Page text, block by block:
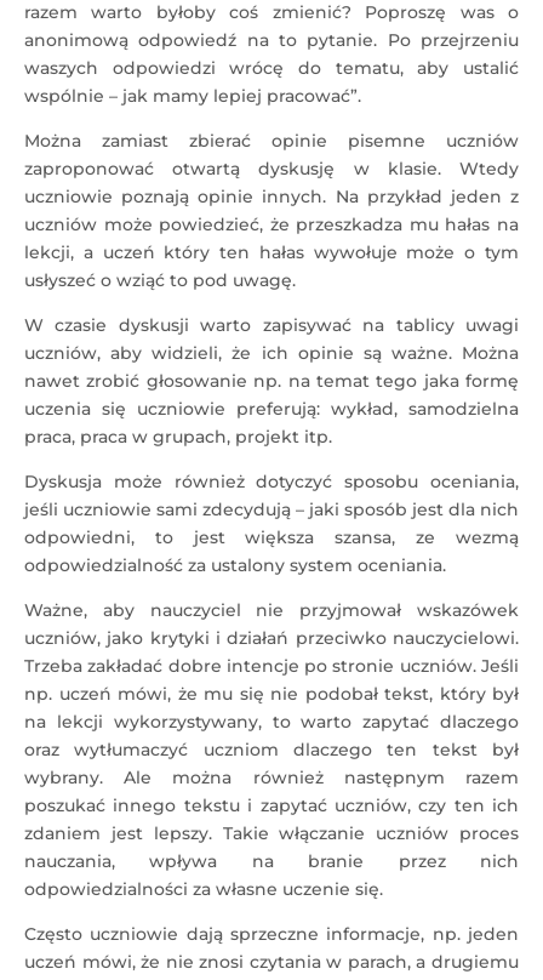
razem warto byłoby coś zmienić? Poproszę was o
anonimową odpowiedź na to pytanie. Po przejrzeniu
waszych odpowiedzi wrócę do tematu, aby ustalić
wspólnie – jak mamy lepiej pracować”.
Można zamiast zbierać opinie pisemne uczniów
zaproponować otwartą dyskusję w klasie. Wtedy
uczniowie poznają opinie innych. Na przykład jeden z
uczniów może powiedzieć, że przeszkadza mu hałas na
lekcji, a uczeń który ten hałas wywołuje może o tym
usłyszeć o wziąć to pod uwagę.
W czasie dyskusji warto zapisywać na tablicy uwagi
uczniów, aby widzieli, że ich opinie są ważne. Można
nawet zrobić głosowanie np. na temat tego jaka formę
uczenia się uczniowie preferują: wykład, samodzielna
praca, praca w grupach, projekt itp.
Dyskusja może również dotyczyć sposobu oceniania,
jeśli uczniowie sami zdecydują – jaki sposób jest dla nich
odpowiedni, to jest większa szansa, ze wezmą
odpowiedzialność za ustalony system oceniania.
Ważne, aby nauczyciel nie przyjmował wskazówek
uczniów, jako krytyki i działań przeciwko nauczycielowi.
Trzeba zakładać dobre intencje po stronie uczniów. Jeśli
np. uczeń mówi, że mu się nie podobał tekst, który był
na lekcji wykorzystywany, to warto zapytać dlaczego
oraz wytłumaczyć uczniom dlaczego ten tekst był
wybrany. Ale można również następnym razem
poszukać innego tekstu i zapytać uczniów, czy ten ich
zdaniem jest lepszy. Takie włączanie uczniów proces
nauczania, wpływa na branie przez nich
odpowiedzialności za własne uczenie się.
Często uczniowie dają sprzeczne informacje, np. jeden
uczeń mówi, że nie znosi czytania w parach, a drugiemu